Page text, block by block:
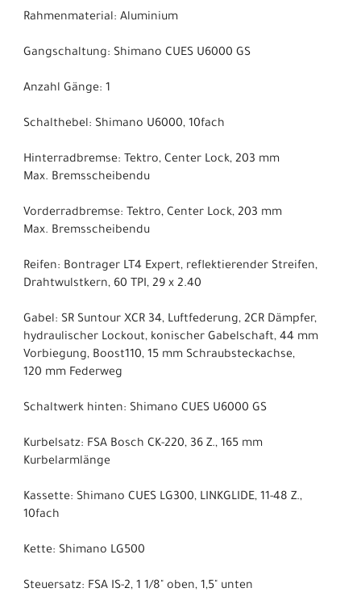
Rahmenmaterial: Aluminium
Gangschaltung: Shimano CUES U6000 GS
Anzahl Gänge: 1
Schalthebel: Shimano U6000, 10fach
Hinterradbremse: Tektro, Center Lock, 203 mm
Max. Bremsscheibendu
Vorderradbremse: Tektro, Center Lock, 203 mm
Max. Bremsscheibendu
Reifen: Bontrager LT4 Expert, reflektierender Streifen,
Drahtwulstkern, 60 TPI, 29 x 2.40
Gabel: SR Suntour XCR 34, Luftfederung, 2CR Dämpfer,
hydraulischer Lockout, konischer Gabelschaft, 44 mm
Vorbiegung, Boost110, 15 mm Schraubsteckachse,
120 mm Federweg
Schaltwerk hinten: Shimano CUES U6000 GS
Kurbelsatz: FSA Bosch CK-220, 36 Z., 165 mm
Kurbelarmlänge
Kassette: Shimano CUES LG300, LINKGLIDE, 11-48 Z.,
10fach
Kette: Shimano LG500
Steuersatz: FSA IS-2, 1 1/8" oben, 1,5" unten